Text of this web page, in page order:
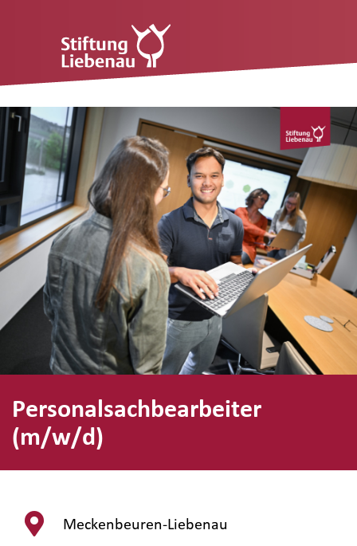
Personalsachbearbeiter
(m/w/d)
Meckenbeuren-Liebenau